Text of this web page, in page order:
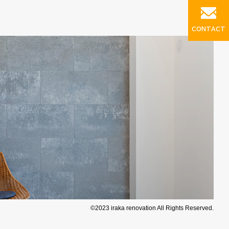
©2023 iraka renovation All Rights Reserved.
CONTACT